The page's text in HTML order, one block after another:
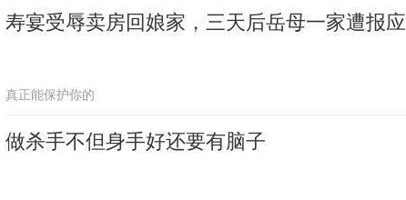
寿宴受辱卖房回娘家，三天后岳母一家遭报应
真正能保护你的
做杀手不但身手好还要有脑子